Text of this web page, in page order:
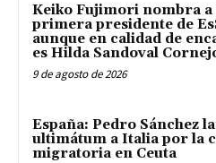
Keiko Fujimori nombra a
primera presidente de
aunque en calidad de
es Hilda Sandoval
9 de agosto de 2026
España: Pedro Sánchez
ultimátum a Italia por la
migratoria en Ceuta